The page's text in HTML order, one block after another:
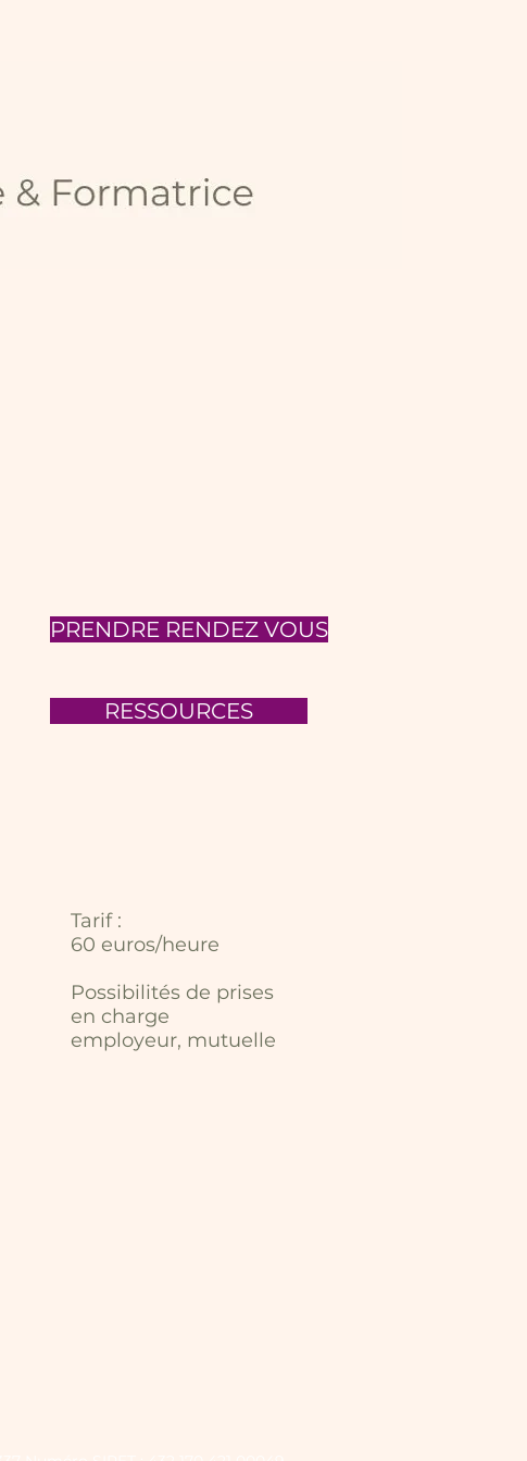
PRENDRE RENDEZ VOUS
RESSOURCES
Tarif :
60 euros/heure
Possibilités de prises
en charge
employeur, mutuelle